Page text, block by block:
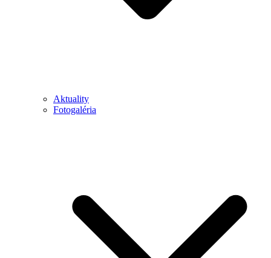
Aktuality
Fotogaléria